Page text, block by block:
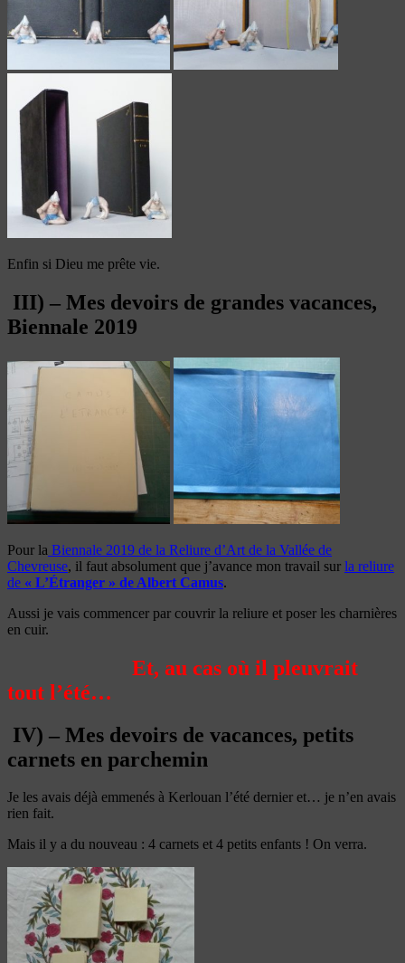
Enfin si Dieu me prête vie.
III) – Mes devoirs de grandes vacances,
Biennale 2019
Pour la Biennale 2019 de la Reliure d’Art de la Vallée de
Chevreuse, il faut absolument que j’avance mon travail sur la reliure
de « L’Étranger » de Albert Camus.
Aussi je vais commencer par couvrir la reliure et poser les charnières
en cuir.
Et, au cas où il pleuvrait
tout l’été…
IV) – Mes devoirs de vacances, petits
carnets en parchemin
Je les avais déjà emmenés à Kerlouan l’été dernier et… je n’en avais
rien fait.
Mais il y a du nouveau : 4 carnets et 4 petits enfants ! On verra.